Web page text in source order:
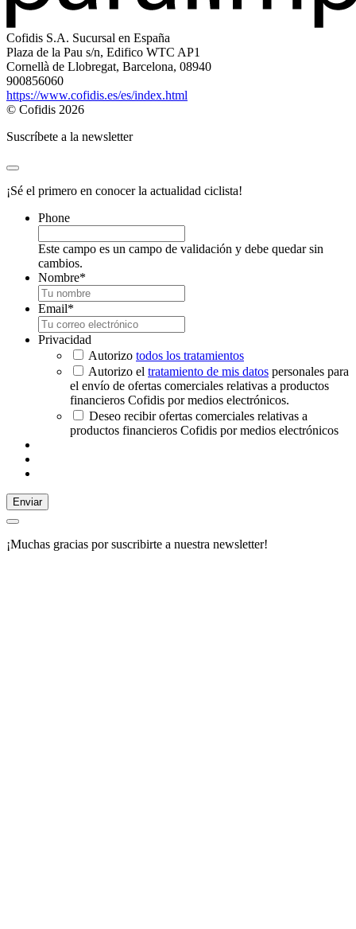
Cofidis S.A. Sucursal en España
Plaza de la Pau s/n, Edifico WTC AP1
Cornellà de Llobregat, Barcelona, 08940
900856060
https://www.cofidis.es/es/index.html
© Cofidis 2026
Suscríbete a la newsletter
¡Sé el primero en conocer la actualidad ciclista!
Phone
Este campo es un campo de validación y debe quedar sin
cambios.
Nombre*
Email*
Privacidad
Autorizo todos los tratamientos
Autorizo el tratamiento de mis datos personales para
el envío de ofertas comerciales relativas a productos
financieros Cofidis por medios electrónicos.
Deseo recibir ofertas comerciales relativas a
productos financieros Cofidis por medios electrónicos
Enviar
¡Muchas gracias por suscribirte a nuestra newsletter!